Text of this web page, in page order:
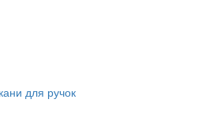
для ручок